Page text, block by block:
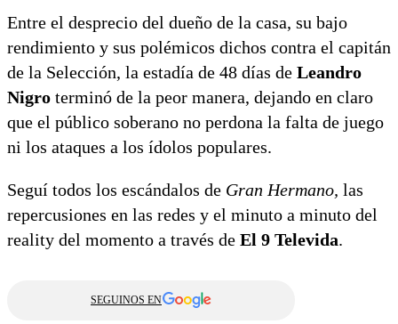
Entre el desprecio del dueño de la casa, su bajo
rendimiento y sus polémicos dichos contra el capitán
de la Selección, la estadía de 48 días de Leandro
Nigro terminó de la peor manera, dejando en claro
que el público soberano no perdona la falta de juego
ni los ataques a los ídolos populares.
Seguí todos los escándalos de Gran Hermano, las
repercusiones en las redes y el minuto a minuto del
reality del momento a través de El 9 Televida.
SEGUINOS EN